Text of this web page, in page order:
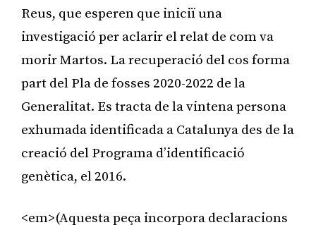
Reus, que esperen que iniciï una
investigació per aclarir el relat de com va
morir Martos. La recuperació del cos forma
part del Pla de fosses 2020-2022 de la
Generalitat. Es tracta de la vintena persona
exhumada identificada a Catalunya des de la
creació del Programa d’identificació
genètica, el 2016.
<em>(Aquesta peça incorpora declaracions